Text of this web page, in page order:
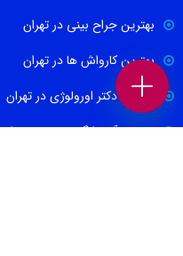
بهترین جراح بینی در تهران
بهترین کارواش ها در تهران
بهترین دکتر اورولوژی در تهران
بهترین آموزشگاه موسیقی تهران